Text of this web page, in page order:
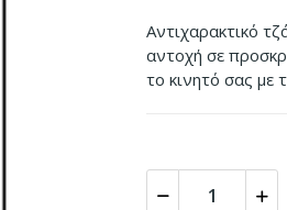
Aντιχαρακτικό
αντοχή σε
το κινητό σας με